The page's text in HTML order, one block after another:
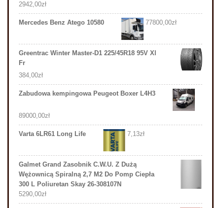
2942,00zł
Mercedes Benz Atego 10580 77800,00zł
Greentrac Winter Master-D1 225/45R18 95V Xl
Fr
384,00zł
Zabudowa kempingowa Peugeot Boxer L4H3
89000,00zł
Varta 6LR61 Long Life 7,13zł
Galmet Grand Zasobnik C.W.U. Z Dużą
Wężownicą Spiralną 2,7 M2 Do Pomp Ciepła
300 L Poliuretan Skay 26-308107N
5290,00zł